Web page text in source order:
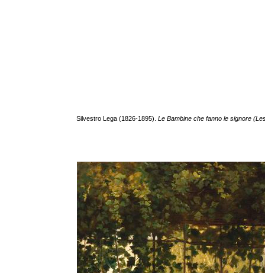
Silvestro Lega (1826-1895). Le Bambine che fanno le signore